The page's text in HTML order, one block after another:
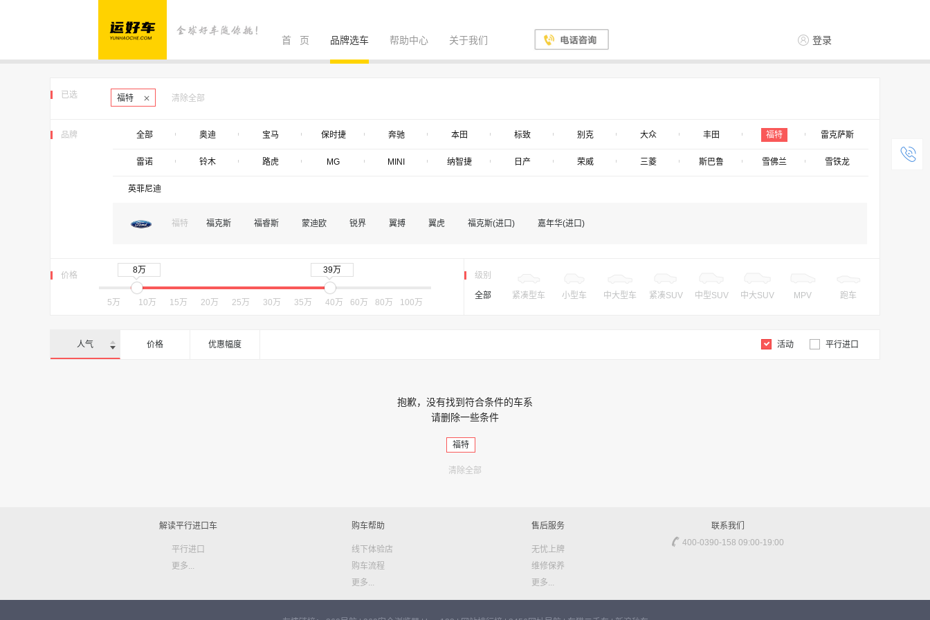
首 页 品牌选车 帮助中心 关于我们 登录
已选 福特 清除全部
品牌 全部 奥迪 宝马 保时捷 奔驰 本田 标致 别克 大众 丰田 福特 雷克萨斯
雷诺 铃木 路虎 MG MINI 纳智捷 日产 荣威 三菱 斯巴鲁 雪佛兰 雪铁龙
英菲尼迪
福特 福克斯 福睿斯 蒙迪欧 锐界 翼搏 翼虎 福克斯(进口) 嘉年华(进口)
价格
8万 39万
5万 10万 15万 20万 25万 30万 35万 40万 60万 80万 100万
级别
全部 紧凑型车 小型车 中大型车 紧凑SUV 中型SUV 中大SUV MPV 跑车
人气 价格 优惠幅度 活动 平行进口
抱歉，没有找到符合条件的车系
请删除一些条件
福特
清除全部
解读平行进口车
平行进口
更多...
购车帮助
线下体验店
购车流程
更多...
售后服务
无忧上牌
维修保养
更多...
联系我们
400-0390-158 09:00-19:00